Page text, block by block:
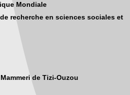
Mondiale
recherche en sciences sociales et
de Tizi-Ouzou